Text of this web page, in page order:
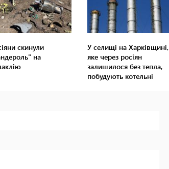
скинули
на
У селищі на Харківщині,
яке через росіян
залишилося без тепла,
побудують котельні